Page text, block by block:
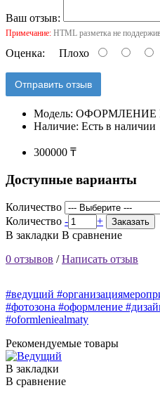
Ваш отзыв:
Примечание: HTML разметка не
Оценка: Плохо
Отправить отзыв
Модель: ОФОРМЛЕНИЕ
Наличие: Есть в наличии
300000 ₸
Доступные варианты
Количество
Количество - + Заказать
В закладки В сравнение
0 отзывов /Написать отзыв
#ведущий
#фотозона #оформление
#oformleniealmaty
Рекомендуемые товары
В закладки
В сравнение